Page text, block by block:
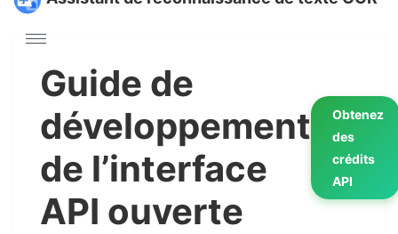
Guide de
développement
de l’interface
API ouverte
Obtenez
des
crédits
API